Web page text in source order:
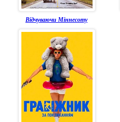
Відчуваючи Міннесоту